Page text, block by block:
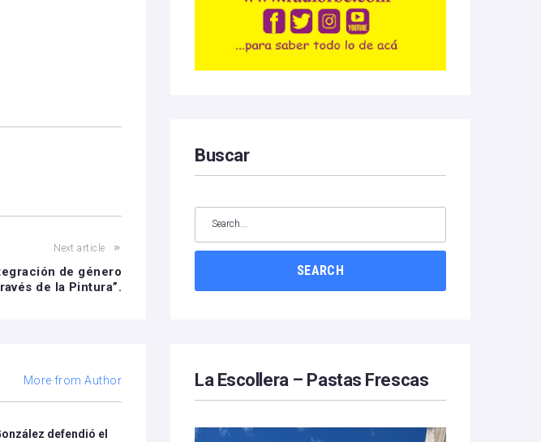
Next article
de género
de la Pintura”.
More from Author
defendió el
Buscar
SEARCH
La Escollera – Pastas Frescas